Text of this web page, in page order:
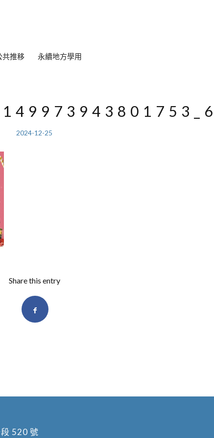
共推移 永續地方學用
2024-12-25
Share this entry
520 號